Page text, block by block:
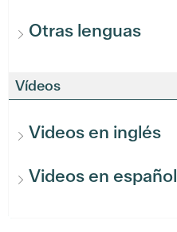
Otras lenguas
Vídeos
Videos en inglés
Videos en español